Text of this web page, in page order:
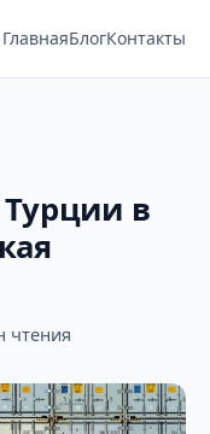
ГлавнаяБлогКонтакты
Турции в
чтения